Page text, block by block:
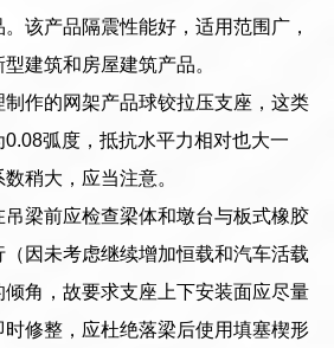
该产品隔震性能好，适用范围广，
建筑和房屋建筑产品。
作的网架产品球铰拉压支座，这类
弧度，抵抗水平力相对也大一
稍大，应当注意。
梁前应检查梁体和墩台与板式橡胶
因未考虑继续增加恒载和汽车活载
角，故要求支座上下安装面应尽量
修整，应杜绝落梁后使用填塞楔形